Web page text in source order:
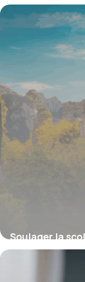
méthodes qui
4 juillet 2025
Soulager la
l’ostéopathe